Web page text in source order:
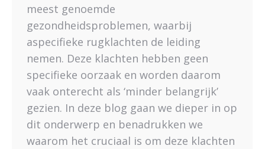
meest genoemde
gezondheidsproblemen, waarbij
aspecifieke rugklachten de leiding
nemen. Deze klachten hebben geen
specifieke oorzaak en worden daarom
vaak onterecht als ‘minder belangrijk’
gezien. In deze blog gaan we dieper in op
dit onderwerp en benadrukken we
waarom het cruciaal is om deze klachten